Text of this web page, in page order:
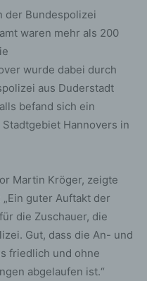
der Bundespolizei
waren mehr als 200
wurde dabei durch
aus Duderstadt
befand sich ein
Hannovers in
Martin Kröger, zeigte
guter Auftakt der
die Zuschauer, die
Gut, dass die An- und
friedlich und ohne
abgelaufen ist.“